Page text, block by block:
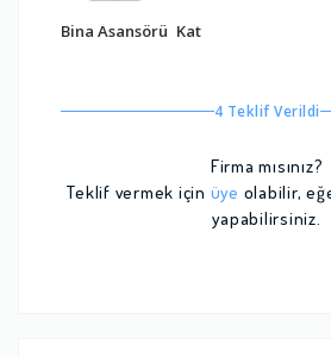
Bina Asansörü Kat
4 Teklif Verildi
Firma mısınız?
Teklif vermek için üye olabilir,
yapabilirsiniz.